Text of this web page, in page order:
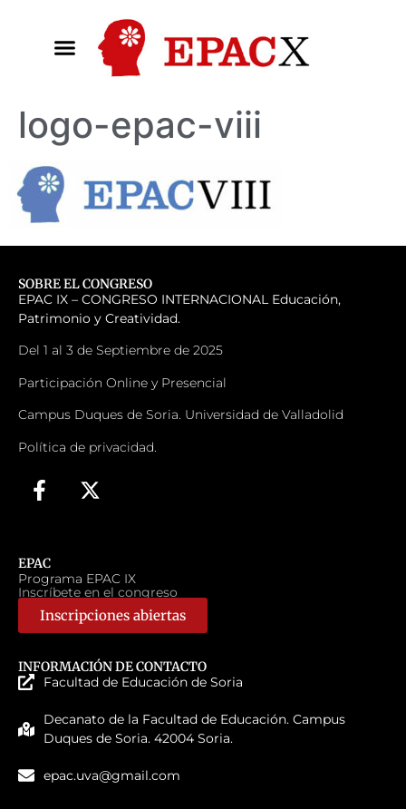
logo-epac-viii
SOBRE EL CONGRESO
EPAC IX – CONGRESO INTERNACIONAL Educación,
Patrimonio y Creatividad.
Del 1 al 3 de Septiembre de 2025
Participación Online y Presencial
Campus Duques de Soria. Universidad de Valladolid
Política de privacidad.
EPAC
Programa EPAC IX
Inscríbete en el congreso
Inscripciones abiertas
INFORMACIÓN DE CONTACTO
Facultad de Educación de Soria
Decanato de la Facultad de Educación. Campus
Duques de Soria. 42004 Soria.
epac.uva@gmail.com